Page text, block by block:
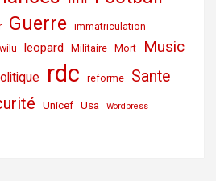
Guerre immatriculation
leopard Militaire Mort Music
rdc reforme Sante
Unicef Usa Wordpress